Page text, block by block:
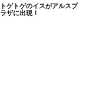
トゲトゲのイスがアルスプ
ラザに出現！